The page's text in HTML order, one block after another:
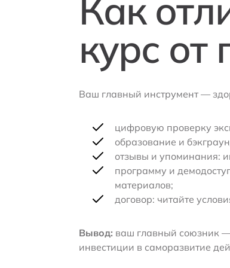
Как
курс от
Ваш главный инструмент —
цифровую проверку
образование и
отзывы и упоминания:
программу и
материалов;
договор: читайте
Вывод: ваш главный союзник —
инвестиции в саморазвитие